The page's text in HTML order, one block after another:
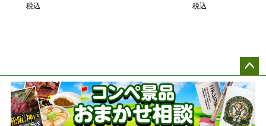
税込 税込
ペー
ジト
ップ